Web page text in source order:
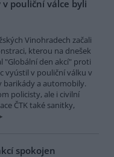
pouliční válce byli
Vinohradech začali
kterou na dnešek
"Globální den akcí" proti
vyústil v pouliční válku v
barikády a automobily.
policisty, ale i civilní
ČTK také sanitky,
spokojen